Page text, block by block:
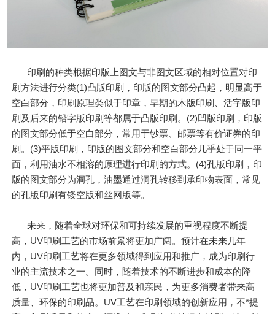
印刷的种类根据印版上图文与非图文区域的相对位置对印
刷方法进行分类(1)凸版印刷，印版的图文部分凸起，明显高于
空白部分，印刷原理类似于印章，早期的木版印刷、活字版印
刷及后来的铅字版印刷等都属于凸版印刷。(2)凹版印刷，印版
的图文部分低于空白部分，常用于钞票、邮票等有价证券的印
刷。(3)平版印刷，印版的图文部分和空白部分几乎处于同一平
面，利用油水不相溶的原理进行印刷的方式。(4)孔版印刷，印
版的图文部分为洞孔，油墨通过洞孔转移到承印物表面，常见
的孔版印刷有镂空版和丝网版等。
未来，随着全球对环保和可持续发展的重视程度不断提
高，UV印刷工艺的市场前景将更加广阔。预计在未来几年
内，UV印刷工艺将在更多领域得到应用和推广，成为印刷行
业的主流技术之一。同时，随着技术的不断进步和成本的降
低，UV印刷工艺也将更加普及和亲民，为更多消费者带来高
质量、环保的印刷品。UV工艺在印刷领域的创新应用，不*提